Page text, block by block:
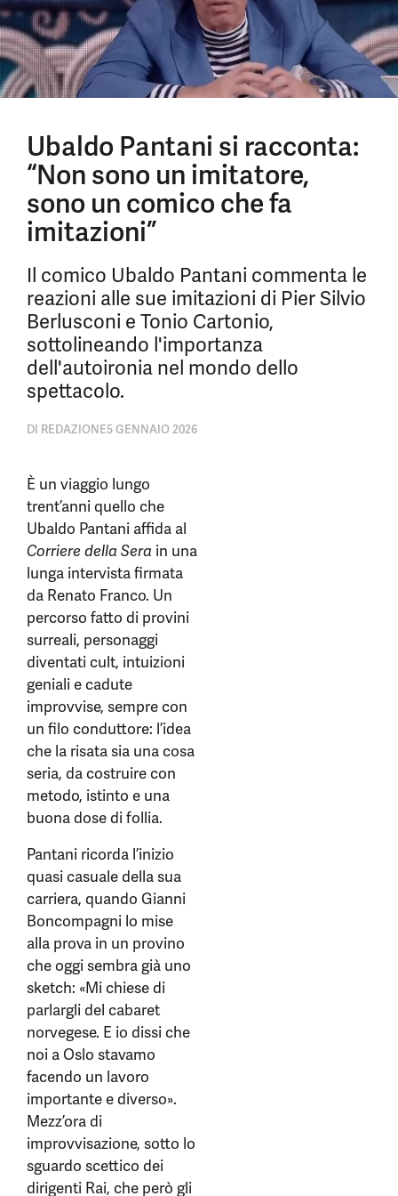
Ubaldo Pantani si racconta:
“Non sono un imitatore,
sono un comico che fa
imitazioni”
Il comico Ubaldo Pantani commenta le
reazioni alle sue imitazioni di Pier Silvio
Berlusconi e Tonio Cartonio,
sottolineando l'importanza
dell'autoironia nel mondo dello
spettacolo.
DI REDAZIONE5 GENNAIO 2026
È un viaggio lungo
trent’anni quello che
Ubaldo Pantani affida al
Corriere della Sera in una
lunga intervista firmata
da Renato Franco. Un
percorso fatto di provini
surreali, personaggi
diventati cult, intuizioni
geniali e cadute
improvvise, sempre con
un filo conduttore: l’idea
che la risata sia una cosa
seria, da costruire con
metodo, istinto e una
buona dose di follia.
Pantani ricorda l’inizio
quasi casuale della sua
carriera, quando Gianni
Boncompagni lo mise
alla prova in un provino
che oggi sembra già uno
sketch: «Mi chiese di
parlargli del cabaret
norvegese. E io dissi che
noi a Oslo stavamo
facendo un lavoro
importante e diverso».
Mezz’ora di
improvvisazione, sotto lo
sguardo scettico dei
dirigenti Rai, che però gli